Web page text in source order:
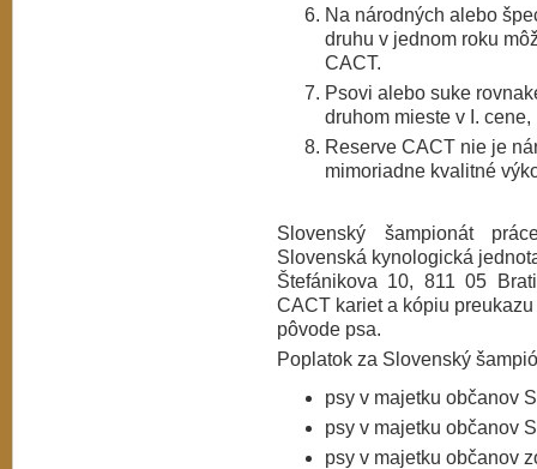
Na národných alebo
druhu v jednom roku
CACT.
Psovi alebo suke
druhom mieste v I.
Reserve CACT nie je
mimoriadne kvalitné
Slovenský šampionát
Slovenská kynologická
Štefánikova 10, 811 05
CACT kariet a kópiu preukazu
pôvode psa.
Poplatok za Slovenský
psy v majetku občanov
psy v majetku občanov
psy v majetku občanov